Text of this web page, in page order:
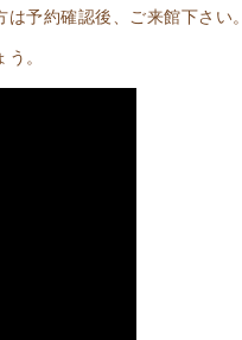
予約確認後、ご来館下さい。
。